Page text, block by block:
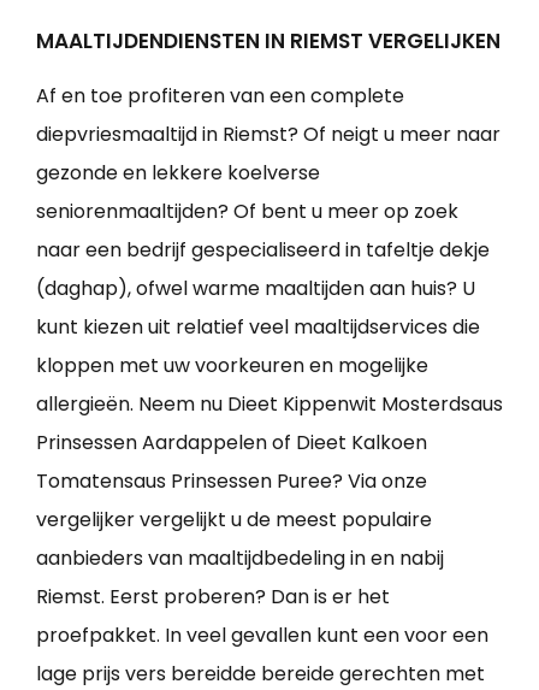
MAALTIJDENDIENSTEN IN RIEMST VERGELIJKEN
Af en toe profiteren van een complete
diepvriesmaaltijd in Riemst? Of neigt u meer naar
gezonde en lekkere koelverse
seniorenmaaltijden? Of bent u meer op zoek
naar een bedrijf gespecialiseerd in tafeltje dekje
(daghap), ofwel warme maaltijden aan huis? U
kunt kiezen uit relatief veel maaltijdservices die
kloppen met uw voorkeuren en mogelijke
allergieën. Neem nu Dieet Kippenwit Mosterdsaus
Prinsessen Aardappelen of Dieet Kalkoen
Tomatensaus Prinsessen Puree? Via onze
vergelijker vergelijkt u de meest populaire
aanbieders van maaltijdbedeling in en nabij
Riemst. Eerst proberen? Dan is er het
proefpakket. In veel gevallen kunt een voor een
lage prijs vers bereidde bereide gerechten met